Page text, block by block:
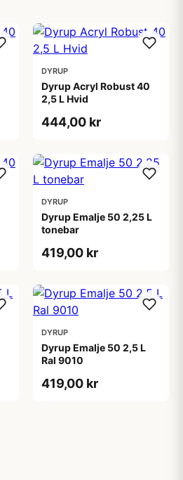
DYRUP
Dyrup Acryl Robust 40
2,5 L Hvid
444,00 kr
DYRUP
Dyrup Emalje 50 2,25 L
tonebar
419,00 kr
DYRUP
Dyrup Emalje 50 2,5 L
Ral 9010
419,00 kr